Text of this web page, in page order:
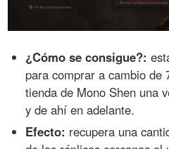
¿Cómo se consigue?:
para comprar a cambio de
tienda de Mono Shen una
y de ahí en adelante.
Efecto: recupera una